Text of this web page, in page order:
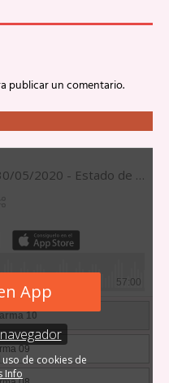
publicar un comentario.